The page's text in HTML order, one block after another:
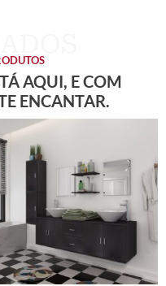
AQUI, E COM
ENCANTAR.